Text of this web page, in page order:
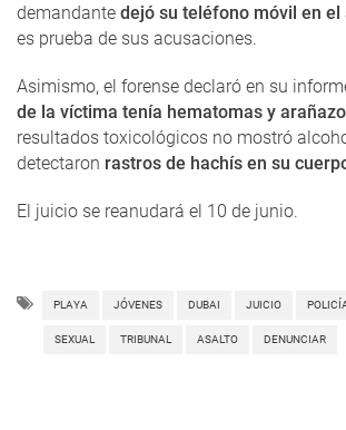
demandante dejó su teléfono móvil en el
es prueba de sus acusaciones.
Asimismo, el forense declaró en su
de la víctima tenía hematomas y
resultados toxicológicos no mostró
detectaron rastros de hachís en su
El juicio se reanudará el 10 de junio.
PLAYA JÓVENES DUBAI JUICIO
SEXUAL TRIBUNAL ASALTO DENUNCIAR